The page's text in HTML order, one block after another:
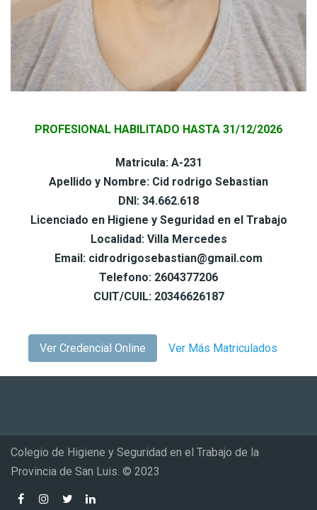
PROFESIONAL HABILITADO HASTA 31/12/2026
Matricula: A-231
Apellido y Nombre: Cid rodrigo Sebastian
DNI: 34.662.618
Licenciado en Higiene y Seguridad en el Trabajo
Localidad: Villa Mercedes
Email: cidrodrigosebastian@gmail.com
Telefono: 2604377206
CUIT/CUIL: 20346626187
Ver Credencial Online Ver Más Matriculados
Colegio de Higiene y Seguridad en el Trabajo de la
Provincia de San Luis. © 2023